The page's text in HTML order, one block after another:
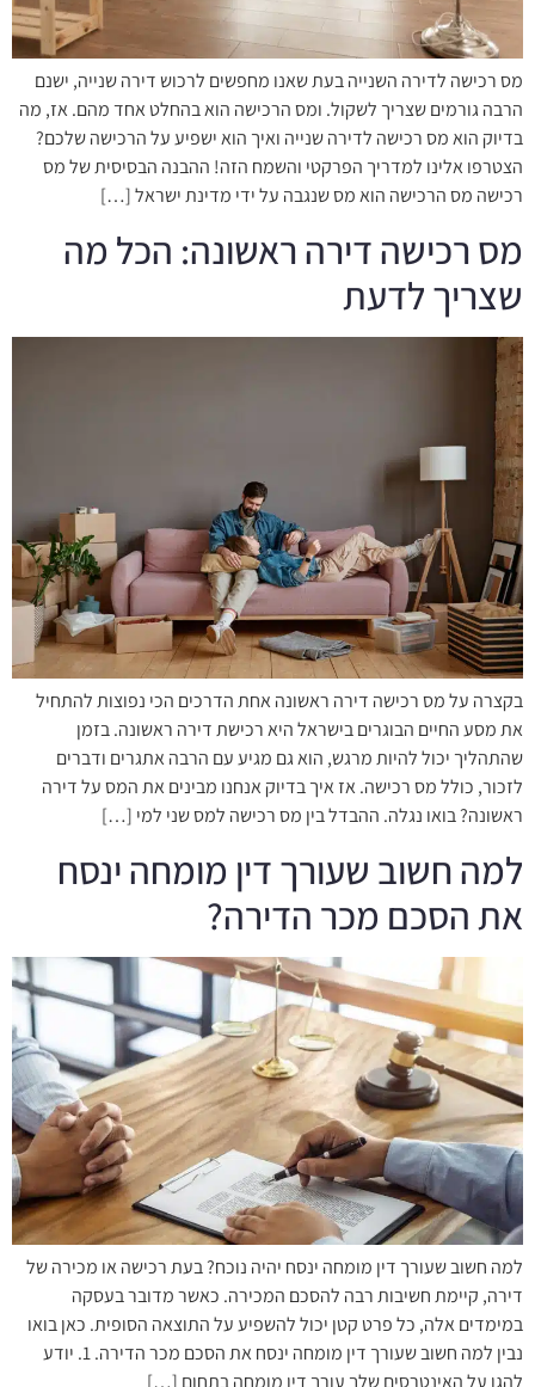
מס רכישה לדירה השנייה בעת שאנו מחפשים לרכוש דירה שנייה, ישנם
הרבה גורמים שצריך לשקול. ומס הרכישה הוא בהחלט אחד מהם. אז, מה
בדיוק הוא מס רכישה לדירה שנייה ואיך הוא ישפיע על הרכישה שלכם?
הצטרפו אלינו למדריך הפרקטי והשמח הזה! ההבנה הבסיסית של מס
רכישה מס הרכישה הוא מס שנגבה על ידי מדינת ישראל […]
מס רכישה דירה ראשונה: הכל מה
שצריך לדעת
בקצרה על מס רכישה דירה ראשונה אחת הדרכים הכי נפוצות להתחיל
את מסע החיים הבוגרים בישראל היא רכישת דירה ראשונה. בזמן
שהתהליך יכול להיות מרגש, הוא גם מגיע עם הרבה אתגרים ודברים
לזכור, כולל מס רכישה. אז איך בדיוק אנחנו מבינים את המס על דירה
ראשונה? בואו נגלה. ההבדל בין מס רכישה למס שני למי […]
למה חשוב שעורך דין מומחה ינסח
את הסכם מכר הדירה?
למה חשוב שעורך דין מומחה ינסח יהיה נוכח? בעת רכישה או מכירה של
דירה, קיימת חשיבות רבה להסכם המכירה. כאשר מדובר בעסקה
במימדים אלה, כל פרט קטן יכול להשפיע על התוצאה הסופית. כאן בואו
נבין למה חשוב שעורך דין מומחה ינסח את הסכם מכר הדירה. 1. יודע
להגן על האינטרסים שלך עורך דין מומחה בתחום […]